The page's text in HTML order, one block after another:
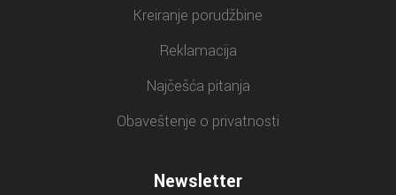
Kreiranje porudžbine
Reklamacija
Najčešća pitanja
Obaveštenje o privatnosti
Newsletter